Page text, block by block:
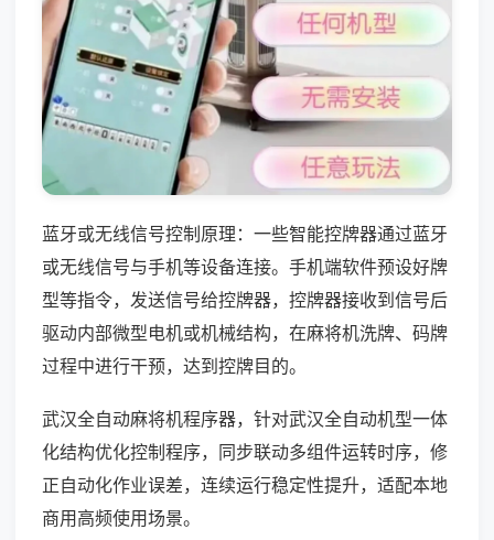
蓝牙或无线信号控制原理：一些智能控牌器通过蓝牙
或无线信号与手机等设备连接。手机端软件预设好牌
型等指令，发送信号给控牌器，控牌器接收到信号后
驱动内部微型电机或机械结构，在麻将机洗牌、码牌
过程中进行干预，达到控牌目的。
武汉全自动麻将机程序器，针对武汉全自动机型一体
化结构优化控制程序，同步联动多组件运转时序，修
正自动化作业误差，连续运行稳定性提升，适配本地
商用高频使用场景。